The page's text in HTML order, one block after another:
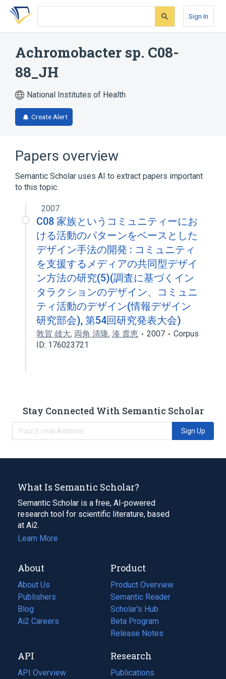
Skip
search
Skip
Skip
account
Sign In
Achromobacter sp. C08-
88_JH
National Institutes of Health
Create Alert
Papers overview
Semantic Scholar uses AI to extract papers important
to this topic.
2007
C08 家族というコミュニティーにお
ける活動のパターンをベースとした
デザイン手法の開発 : コミュニティ
を支援するメディアの共同型デザイ
ン方法の研究(5)(調査に基づくイン
タラクションのデザイン、コミュニ
ティ活動のデザイン(情報デザイン
研究部会), 第54回研究発表大会)
敦賀 雄大, 両角 清隆, 湊 貴恵 2007
Corpus
ID: 176023721
Stay Connected With Semantic Scholar
Sign Up
What Is Semantic Scholar?
Semantic Scholar is a free, AI-powered
research tool for scientific literature, based
at Ai2.
Learn More
About
About Us
Publishers
Blog
(opens
in
tab)
Ai2 Careers
(opens
new
tab)
Product
Product Overview
Semantic Reader
Scholar's Hub
Beta Program
Release Notes
API
API Overview
Research
Publications
(opens